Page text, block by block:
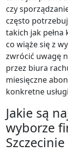
czy
często
takich jak
co wiąże się z
zwrócić uwagę
przez biura
miesięczne
konkretne
Jakie są
wyborze
Szczecinie